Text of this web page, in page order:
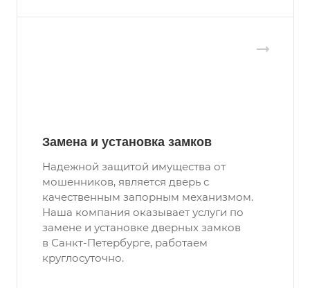
Замена и установка замков
Надежной защитой имущества от
мошенников, является дверь с
качественным запорным механизмом.
Наша компания оказывает услуги по
замене и установке дверных замков
в Санкт-Петербурге, работаем
круглосуточно.